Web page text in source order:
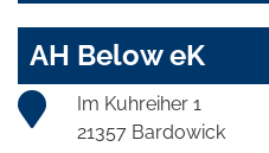
AH Below eK
Im Kuhreiher 1
21357 Bardowick